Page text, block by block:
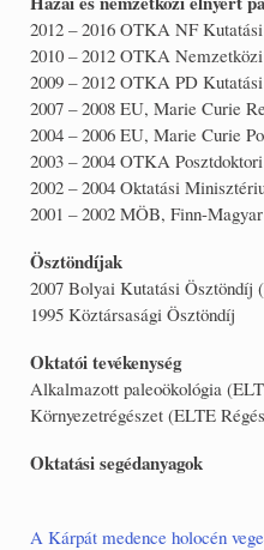
2012 – 2016 OTKA NF
2010 – 2012 OTKA
2009 – 2012 OTKA PD
2007 – 2008 EU, Marie Curie
2004 – 2006 EU, Marie Curie
2003 – 2004 OTKA
2002 – 2004 Oktatási
2001 – 2002 MÖB, Finn-
Ösztöndíjak
2007 Bolyai Kutatási Ösztöndíj
1995 Köztársasági Ösztöndíj
Oktatói tevékenység
Alkalmazott paleoökológia
Környezetrégészet (ELTE
Oktatási segédanyagok
A Kárpát medence holocén